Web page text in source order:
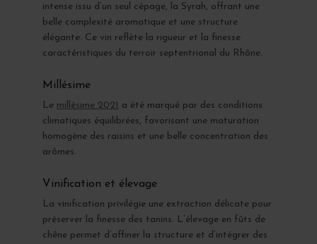
intense issu d’un seul cépage, la Syrah, offrant une
belle complexité aromatique et une structure
élégante. Ce vin reflète la rigueur et la finesse
caractéristiques du terroir septentrional du Rhône.
Millésime
Le millésime 2021 a été marqué par des conditions
climatiques équilibrées, favorisant une maturation
homogène des raisins et une belle concentration des
arômes.
Vinification et élevage
La vinification privilégie une extraction délicate pour
préserver la finesse des tanins. L’élevage en fûts de
chêne permet d’affiner la structure et d’intégrer des